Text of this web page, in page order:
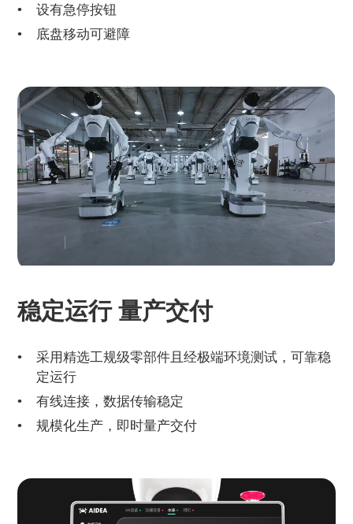
设有急停按钮
底盘移动可避障
稳定运行 量产交付
采用精选工规级零部件且经极端环境测试，可靠稳
定运行
有线连接，数据传输稳定
规模化生产，即时量产交付